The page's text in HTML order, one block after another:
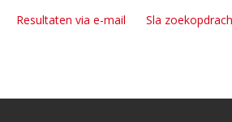
Resultaten via e-mail Sla